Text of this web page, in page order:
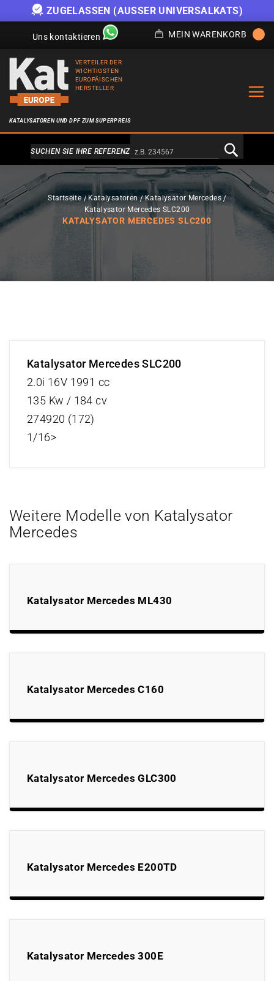
ZUGELASSEN (AUSSER UNIVERSALKATS)
Uns kontaktieren MEIN WARENKORB
VERTEILER DER
WICHTIGSTEN
EUROPÄISCHEN
HERSTELLER
KATALYSATOREN UND DPF ZUM SUPERPREIS
Alternativa a Doofinder
SUCHEN SIE IHRE REFERENZ
Startseite Katalysatoren
Katalysator Mercedes
Katalysator Mercedes SLC200
KATALYSATOR MERCEDES SLC200
Katalysator Mercedes SLC200
2.0i 16V 1991 cc
135 Kw / 184 cv
274920 (172)
1/16>
Weitere Modelle von Katalysator
Mercedes
Katalysator Mercedes ML430
Katalysator Mercedes C160
Katalysator Mercedes GLC300
Katalysator Mercedes E200TD
Katalysator Mercedes 300E